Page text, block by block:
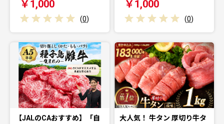
￥1,000
(0)
￥1,000
(0)
【JALのCAおすすめ】「自
大人気！ 牛タン 厚切り牛タ